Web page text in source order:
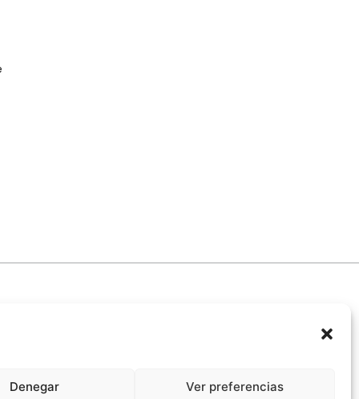
Denegar Ver preferencias
Ético con la IA Propiedad Intelectual